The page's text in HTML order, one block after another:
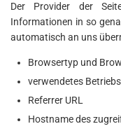
Der Provider der
Informationen in so
automatisch an uns
Browsertyp und
verwendetes
Referrer URL
Hostname des